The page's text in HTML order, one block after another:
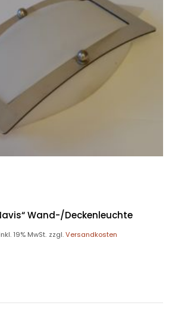
Wand-/Deckenleuchte
inkl. 19% MwSt. zzgl.Versandkosten